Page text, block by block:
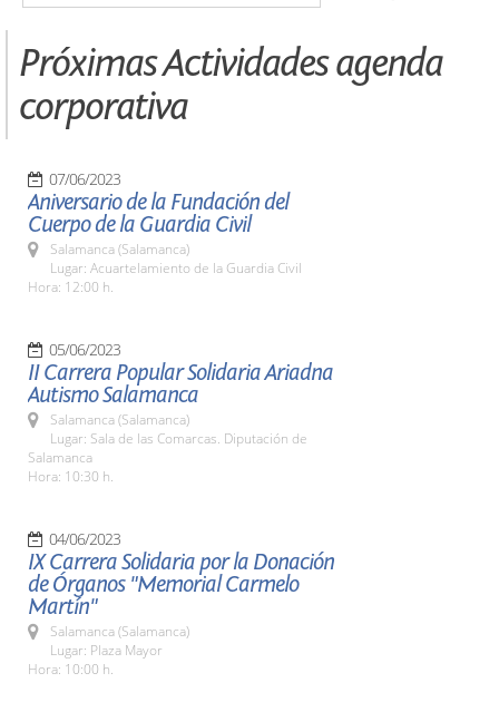
Próximas Actividades agenda
corporativa
07/06/2023
Aniversario de la Fundación del
Cuerpo de la Guardia Civil
Salamanca (Salamanca)
Lugar: Acuartelamiento de la Guardia Civil
Hora: 12:00 h.
05/06/2023
II Carrera Popular Solidaria Ariadna
Autismo Salamanca
Salamanca (Salamanca)
Lugar: Sala de las Comarcas. Diputación de
Salamanca
Hora: 10:30 h.
04/06/2023
IX Carrera Solidaria por la Donación
de Órganos "Memorial Carmelo
Martín"
Salamanca (Salamanca)
Lugar: Plaza Mayor
Hora: 10:00 h.